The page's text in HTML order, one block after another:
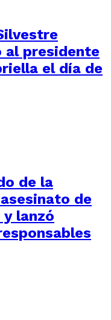
al presidente
el día de
de la
de
lanzó